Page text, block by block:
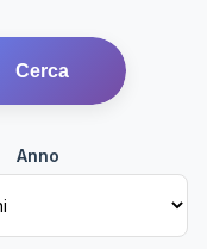
Cerca
Anno